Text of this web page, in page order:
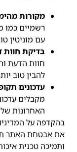
מקורות
רשמיים כמו
עם מוניטין
בדיקת חוות
חוות הדעת
להבין טוב
עדכונים
מקבלים
האחרונות
בהקדפה על
את אבטחת האתר
ותמיכה טכנית